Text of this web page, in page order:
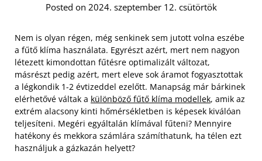
Posted on 2024. szeptember 12. csütörtök
Nem is olyan régen, még senkinek sem jutott volna eszébe
a fűtő klíma használata. Egyrészt azért, mert nem nagyon
létezett kimondottan fűtésre optimalizált változat,
másrészt pedig azért, mert eleve sok áramot fogyasztottak
a légkondik 1-2 évtizeddel ezelőtt. Manapság már bárkinek
elérhetővé váltak a különböző fűtő klíma modellek, amik az
extrém alacsony kinti hőmérsékletben is képesek kiválóan
teljesíteni. Megéri egyáltalán klímával fűteni? Mennyire
hatékony és mekkora számlára számíthatunk, ha télen ezt
használjuk a gázkazán helyett?